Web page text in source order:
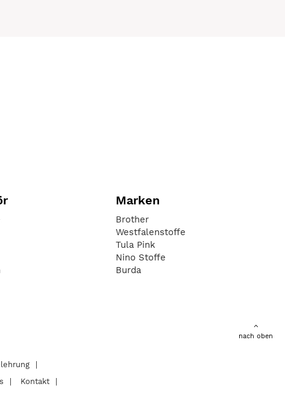
Marken
Brother
Westfalenstoffe
Tula Pink
Nino Stoffe
Burda
nach oben
Kontakt